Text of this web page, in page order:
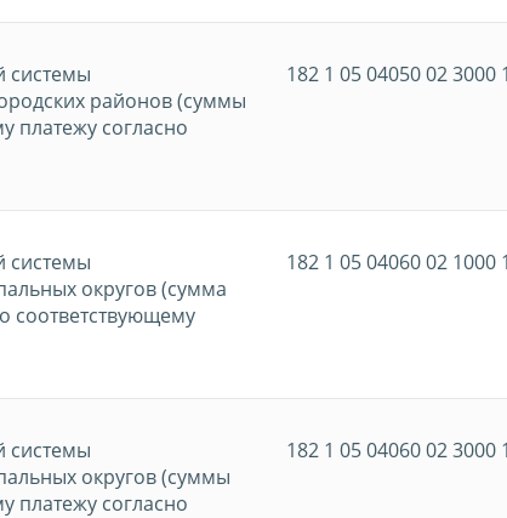
системы
районов (суммы
платежу согласно
182 1 05 04050 02 3000
системы
округов (сумма
соответствующему
182 1 05 04060 02 1000
системы
округов (суммы
платежу согласно
182 1 05 04060 02 3000